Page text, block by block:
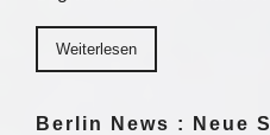
Weiterlesen
Berlin News : Neue